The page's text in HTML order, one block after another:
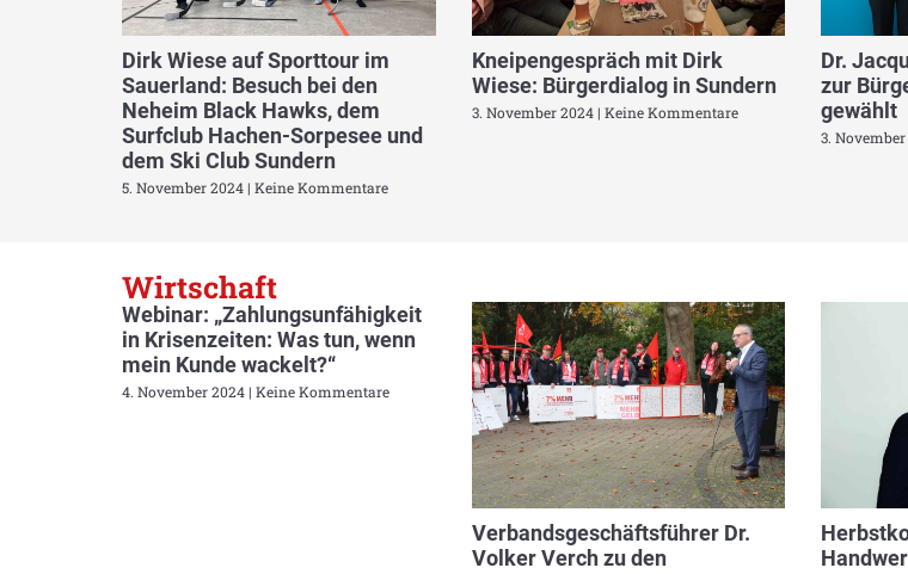
Dirk Wiese auf Sporttour im
Sauerland: Besuch bei den
Neheim Black Hawks, dem
Surfclub Hachen-Sorpesee und
dem Ski Club Sundern
5. November 2024 Keine Kommentare
Kneipengespräch mit Dirk
Wiese: Bürgerdialog in Sundern
3. November 2024 Keine Kommentare
Dr.
zur
gewählt
3.
Wirtschaft
Webinar: „Zahlungsunfähigkeit
in Krisenzeiten: Was tun, wenn
mein Kunde wackelt?“
4. November 2024 Keine Kommentare
Verbandsgeschäftsführer Dr.
Volker Verch zu den